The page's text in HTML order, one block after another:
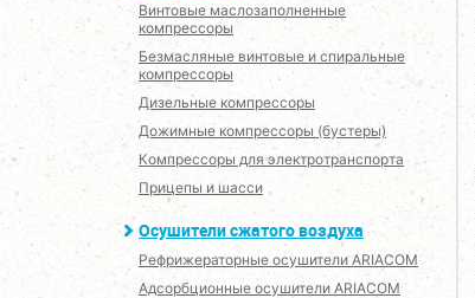
Винтовые маслозаполненные
компрессоры
Безмасляные винтовые и спиральные
компрессоры
Дизельные компрессоры
Дожимные компрессоры (бустеры)
Компрессоры для электротранспорта
Прицепы и шасси
Осушители сжатого воздуха
Рефрижераторные осушители ARIACOM
Адсорбционные осушители ARIACOM